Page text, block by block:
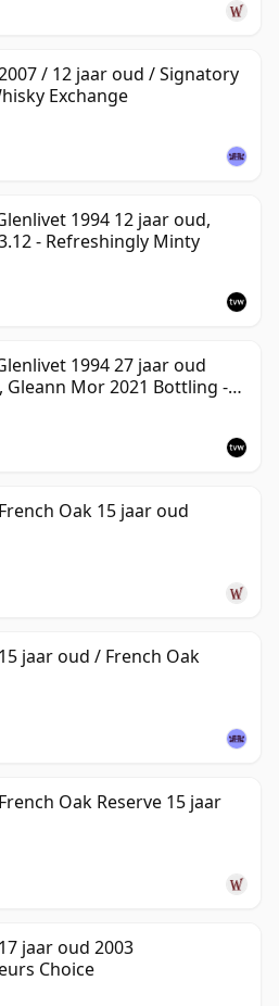
/ 12 jaar oud / Signatory
Exchange
1994 12 jaar oud,
- Refreshingly Minty
1994 27 jaar oud
Gleann Mor 2021 Bottling -
165617
Oak 15 jaar oud
jaar oud / French Oak
Oak Reserve 15 jaar
jaar oud 2003
Choice